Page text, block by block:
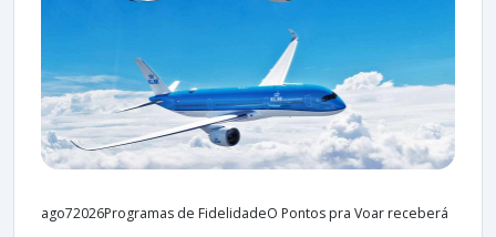
ago72026Programas de FidelidadeO Pontos pra Voar receberá